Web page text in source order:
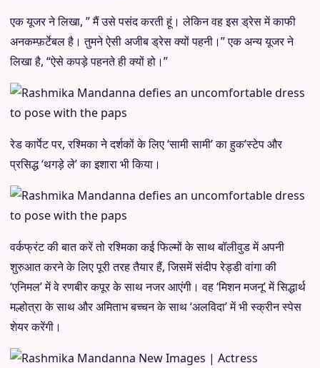
एक यूजर ने लिखा, ” मैं उसे पसंद करती हूं। लेकिन वह इस ड्रेस में काफी
अनकम्फ़र्टेबल है। तुमने ऐसी अजीब ड्रेस क्यों पहनी।” एक अन्य यूजर ने
लिखा है, “ऐसे कपड़े पहनते ही क्यों हो।”
रेड कार्पेट पर, रश्मिका ने दर्शकों के लिए ‘सामी सामी’ का हुक’स्टेप और
प्रसिद्ध ‘थगड़े ले’ का इशारा भी किया।
वर्कफ्रंट की बात करें तो रश्मिका कई फिल्मों के साथ बॉलीवुड में अपनी
शुरुआत करने के लिए पूरी तरह तैयार हैं, जिसमें संदीप रेड्डी वांगा की
‘एनिमल’ में वे रणबीर कपूर के साथ नजर आएंगी। वह ‘मिशन मजनू’ में सिद्धार्थ
मल्होत्रा ​​के साथ और अमिताभ बच्चन के साथ ‘अलविदा’ में भी स्क्रीन स्पेस
शेयर करेंगी।